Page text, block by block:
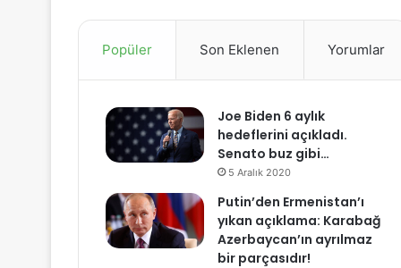
Popüler Son Eklenen Yorumlar
Joe Biden 6 aylık
hedeflerini açıkladı.
Senato buz gibi…
5 Aralık 2020
Putin’den Ermenistan’ı
yıkan açıklama: Karabağ
Azerbaycan’ın ayrılmaz
bir parçasıdır!